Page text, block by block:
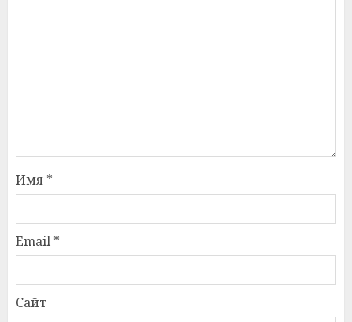
Имя *
Email *
Сайт